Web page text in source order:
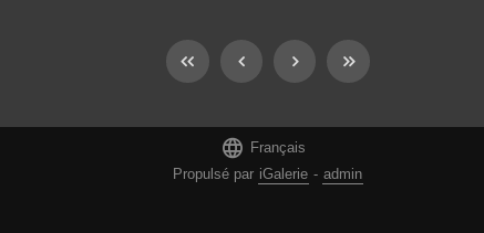
 Français
Propulsé par iGalerie - admin